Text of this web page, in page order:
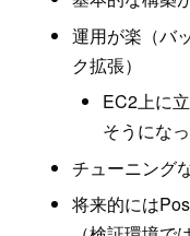
運用が楽（バ
ク拡張）
EC2上に
そうにな
チューニング
将来的には